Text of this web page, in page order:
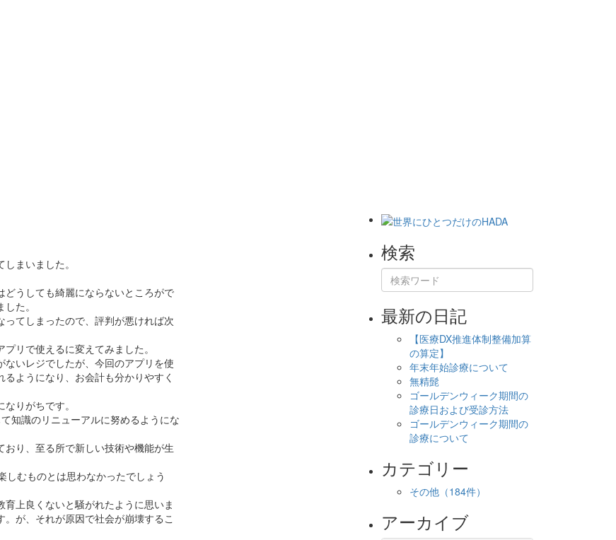
まいました。
うしても綺麗にならないところがで
た。
てしまったので、評判が悪ければ次
リで使えるに変えてみました。
いレジでしたが、今回のアプリを使
ようになり、お会計も分かりやすく
りがちです。
知識のリニューアルに努めるようにな
り、至る所で新しい技術や機能が生
むものとは思わなかったでしょう
上良くないと騒がれたように思いま
が、それが原因で社会が崩壊するこ
検索
最新の日記
【医療DX推進体制整備加算
の算定】
年末年始診療について
無精髭
ゴールデンウィーク期間の
診療日および受診方法
ゴールデンウィーク期間の
診療について
カテゴリー
その他 （184件）
アーカイブ